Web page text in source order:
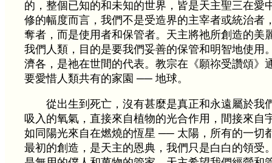
的，整個已知的和未知的世界，皆是天主聖三在愛
修的幅度而言，我們不是受造界的主宰者或統治者
奪者，而是使用者和保管者。天主將祂所創造的美
我們人類，目的是要我們妥善的保管和明智地使用
濟各，是祂在世間的代表。教宗在《願祢受讚頌》
要愛惜人類共有的家園 ── 地球。
從出生到死亡，沒有甚麼是真正和永遠屬於我
吸入的氧氣，直接來自植物的光合作用，間接來自
如同陽光來自在燃燒的恆星 ── 太陽，所有的一切
最初的創造，是天主的恩典，我們只是白白的領受